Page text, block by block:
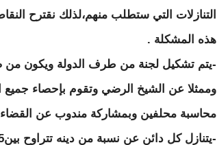
التنازلات التي ستطلب منهم،لذلك نقترح
هذه المشكلة .
-يتم تشكيل لجنة من طرف الدولة ويكون من
وممثلا عن الشيخ الرضي وتقوم بإحصاء
محاسبة محلفين وبمشاركة مندوب عن القضاء